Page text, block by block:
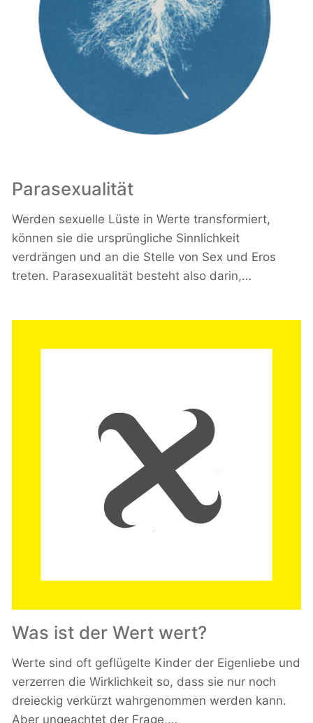
Parasexualität
Werden sexuelle Lüste in Werte transformiert,
können sie die ursprüngliche Sinnlichkeit
verdrängen und an die Stelle von Sex und Eros
treten. Parasexualität besteht also darin,…
Was ist der Wert wert?
Werte sind oft geflügelte Kinder der Eigenliebe und
verzerren die Wirklichkeit so, dass sie nur noch
dreieckig verkürzt wahrgenommen werden kann.
Aber ungeachtet der Frage,…